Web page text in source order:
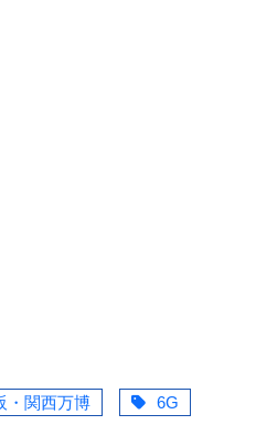
・関西万博
6G